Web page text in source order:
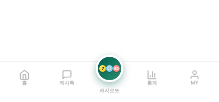
홈 캐시톡
7 21 42
캐시로또
통계 MY